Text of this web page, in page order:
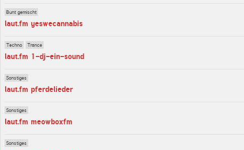
Bunt gemischt
laut.fm yeswecannabis
Techno Trance
laut.fm 1-dj-ein-sound
Sonstiges
laut.fm pferdelieder
Sonstiges
laut.fm meowboxfm
Sonstiges